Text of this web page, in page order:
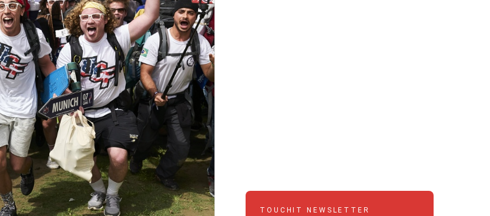
TOUCHIT NEWSLETTER